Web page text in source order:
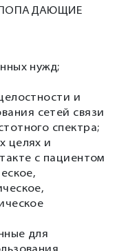
нужд;
и
сетей связи
спектра;
целях и
с пациентом
для